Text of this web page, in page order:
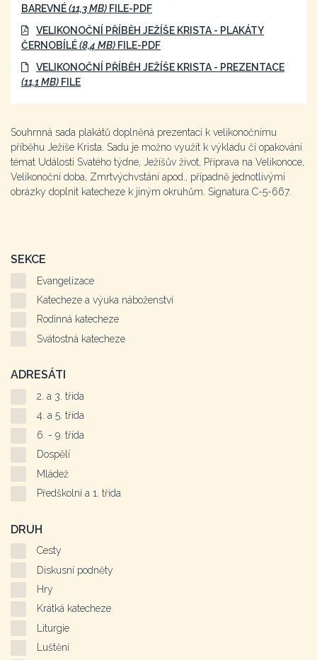
BAREVNÉ(11,3 MB) FILE-PDF
VELIKONOČNÍ PŘÍBĚH JEŽÍŠE KRISTA - PLAKÁTY
ČERNOBÍLÉ(8,4 MB) FILE-PDF
VELIKONOČNÍ PŘÍBĚH JEŽÍŠE KRISTA - PREZENTACE
(11,1 MB) FILE
Souhrnná sada plakátů doplněná prezentací k velikonočnímu
příběhu Ježíše Krista. Sadu je možno využít k výkladu či opakování
témat Události Svatého týdne, Ježíšův život, Příprava na Velikonoce,
Velikonoční doba, Zmrtvýchvstání apod., případně jednotlivými
obrázky doplnit katecheze k jiným okruhům. Signatura C-5-667.
SEKCE
Evangelizace
Katecheze a výuka náboženství
Rodinná katecheze
Svátostná katecheze
ADRESÁTI
2. a 3. třída
4. a 5. třída
6. - 9. třída
Dospělí
Mládež
Předškolní a 1. třída
DRUH
Cesty
Diskusní podněty
Hry
Krátká katecheze
Liturgie
Luštění